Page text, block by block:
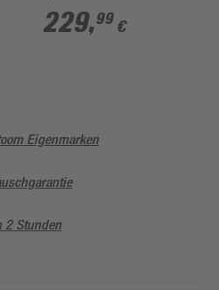
'Architectura'
inklusive WC-Sitz
229,99 €
Eigenmarken
2 Stunden